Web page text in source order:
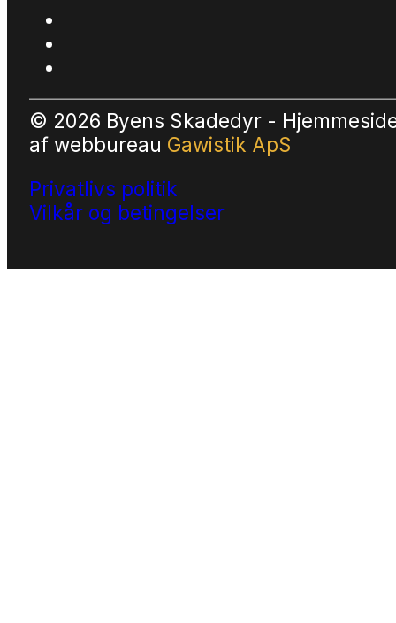
© 2026 Byens Skadedyr -
af webbureau Gawistik ApS
Privatlivs politik
Vilkår og betingelser